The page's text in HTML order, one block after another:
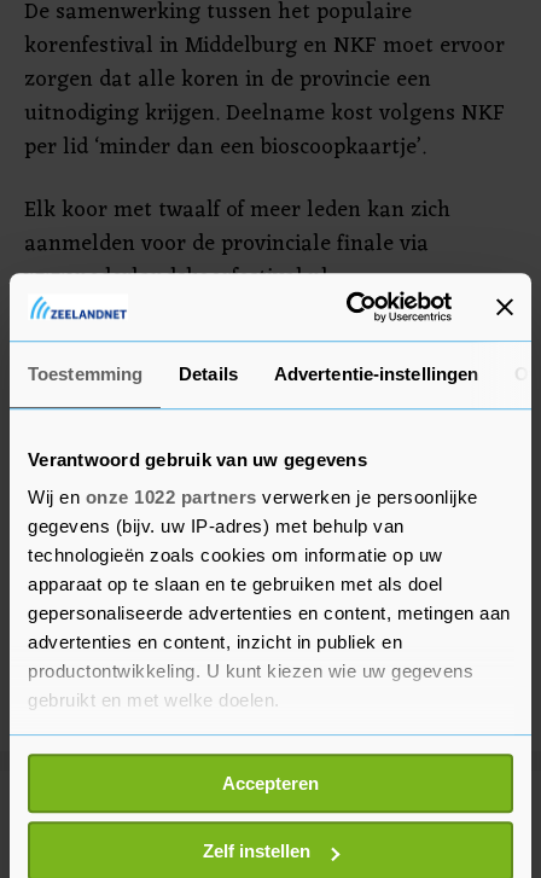
Toestemming Details Advertentie-instellingen
Verantwoord gebruik van uw gegevens
Wij en onze 1022 partners verwerken je persoonlijke
gegevens (bijv. uw IP-adres) met behulp van
technologieën zoals cookies om informatie op uw
apparaat op te slaan en te gebruiken met als doel
gepersonaliseerde advertenties en content, metingen aan
advertenties en content, inzicht in publiek en
productontwikkeling. U kunt kiezen wie uw gegevens
gebruikt en met welke doelen.
Als u het toestaat, willen we ook graag:
Informatie verzamelen over uw geografische
locatie, die tot een paar meter nauwkeurig kan zijn
Uw apparaat identificeren door het actief te
Accepteren
Zelf instellen
De samenwerking tussen het populaire
korenfestival in Middelburg en NKF moet ervoor
zorgen dat alle koren in de provincie een
uitnodiging krijgen. Deelname kost volgens NKF
per lid ‘minder dan een bioscoopkaartje’.
Elk koor met twaalf of meer leden kan zich
aanmelden voor de provinciale finale via
www.nederlandskoorfestival.nl.
Meer uit Middelburg